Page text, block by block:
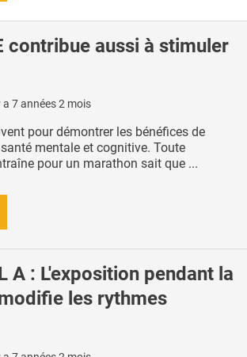
contribue aussi à stimuler
a 7 années 2 mois
pour démontrer les bénéfices de
santé mentale et cognitive. Toute
pour un marathon sait que ...
A : L'exposition pendant la
les rythmes